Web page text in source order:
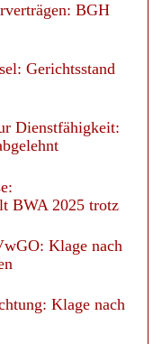
BGH
Gerichtsstand
Dienstfähigkeit:
BWA 2025 trotz
Klage nach
Klage nach